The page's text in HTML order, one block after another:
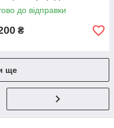
24, 220 вольт)
до відправки
₴
ще